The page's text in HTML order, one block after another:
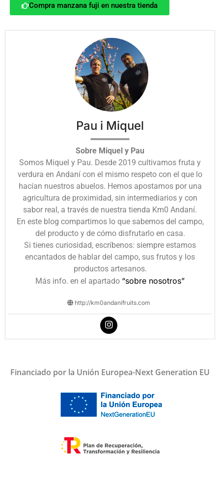
Compra manzana fuji en nuestra tienda
Pau i Miquel
Sobre Miquel y Pau
Somos Miquel y Pau. Desde 2019 cultivamos fruta y
verdura en Andaní con el mismo respeto con el que lo
hacían nuestros abuelos. Hemos apostamos por una
agricultura de proximidad, sin intermediarios y con
sabor real, a través de nuestra tienda Km0 Andaní.
En este blog compartimos lo que sabemos del campo,
del producto y de cómo disfrutarlo en casa.
Si tienes curiosidad, escríbenos: siempre estamos
encantados de hablar del campo, sus frutos y los
productos artesanos.
Más info. en el apartado “sobre nosotros”
http://km0andanifruits.com
Financiado por la Unión Europea-Next Generation EU